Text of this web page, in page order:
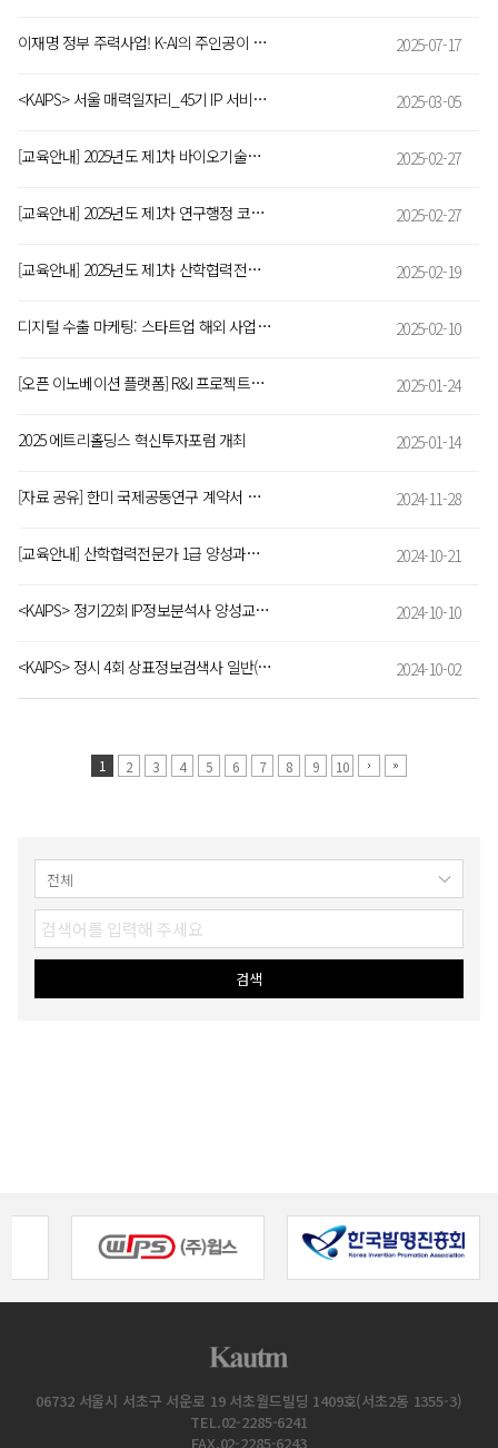
이재명 정부 주력사업! K-AI의 주인공이 될 5개의 기업은? -‘국산 AI 파운데이션 모델’ 기술력 성적표 2025-07-17
<KAIPS> 서울 매력일자리_45기 IP 서비스 아카데미 참여자 모집(~3/20) 2025-03-05
[교육안내] 2025년도 제1차 바이오기술투자분석사(BIA) 양성과정 2025-02-27
[교육안내] 2025년도 제1차 연구행정 코디네이터(RAC) 양성과정 2025-02-27
[교육안내] 2025년도 제1차 산학협력전문가(IACE) 2급 양성과정 안내 2025-02-19
디지털 수출 마케팅: 스타트업 해외 사업개발 방안 2025-02-10
[오픈 이노베이션 플랫폼] R&I 프로젝트를 시작하기 위한 마켓플레이스 2025-01-24
2025 에트리홀딩스 혁신투자포럼 개최 2025-01-14
[자료 공유] 한미 국제공동연구 계약서 작성 안내서 2024-11-28
[교육안내] 산학협력전문가 1급 양성과정 안내(합숙과정) 2024-10-21
<KAIPS> 정기22회 IP정보분석사 양성교육 모집 안내(~10/25까지) 2024-10-10
<KAIPS> 정시 4회 상표정보검색사 일반(TIS GL) 시행 및 접수 안내 2024-10-02
1 2 3 4 5 6 7 8 9 10
06732 서울시 서초구 서운로 19 서초월드빌딩 1409호(서초2동 1355-3)
TEL.02-2285-6241
FAX.02-2285-6243